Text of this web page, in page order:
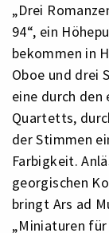
„Drei
94“, ein
bekommen in
Oboe und drei
eine durch den
Quartetts,
der Stimmen
Farbigkeit.
georgischen
bringt Ars ad
„Miniaturen